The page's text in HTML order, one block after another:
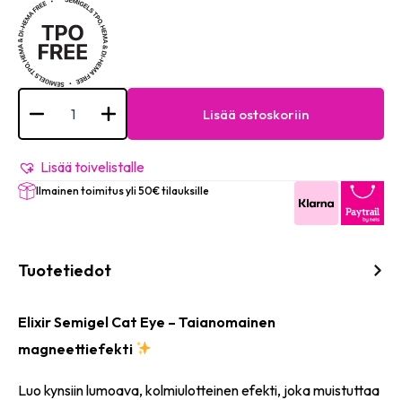
Elixir
Semi
Cat
-
#1166
(Mystic)
Lisää ostoskoriin
Lisää toivelistalle
Ilmainen toimitus yli 50€ tilauksille
Tuotetiedot
Elixir Semigel Cat Eye – Taianomainen
magneettiefekti
Luo kynsiin lumoava, kolmiulotteinen efekti, joka muistuttaa